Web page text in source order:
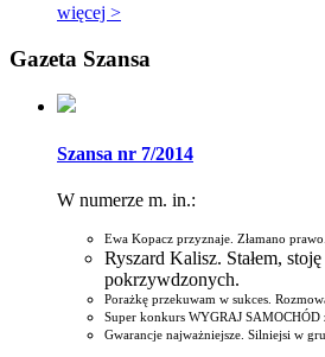
więcej >
Gazeta Szansa
Szansa nr 7/2014
W numerze m. in.:
Ewa Kopacz przyznaje. Złamano prawo.
Ryszard Kalisz. Stałem,
pokrzywdzonych.
Porażkę przekuwam w sukces.
Super konkurs WYGRAJ SAMOCHÓD
Gwarancje najważniejsze. Silniejsi w